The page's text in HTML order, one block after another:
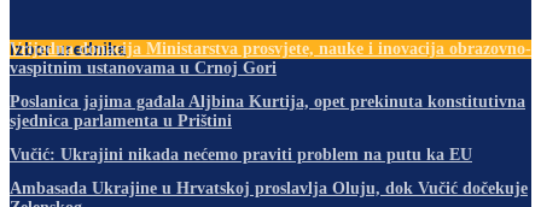
Izbor urednika
Vrijedna donacija Ministarstva prosvjete, nauke i inovacija obrazovno-
vaspitnim ustanovama u Crnoj Gori
Poslanica jajima gađala Aljbina Kurtija, opet prekinuta konstitutivna
sjednica parlamenta u Prištini
Vučić: Ukrajini nikada nećemo praviti problem na putu ka EU
Ambasada Ukrajine u Hrvatskoj proslavlja Oluju, dok Vučić dočekuje